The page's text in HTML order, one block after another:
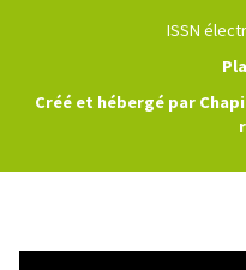
ISSN
Créé et hébergé par